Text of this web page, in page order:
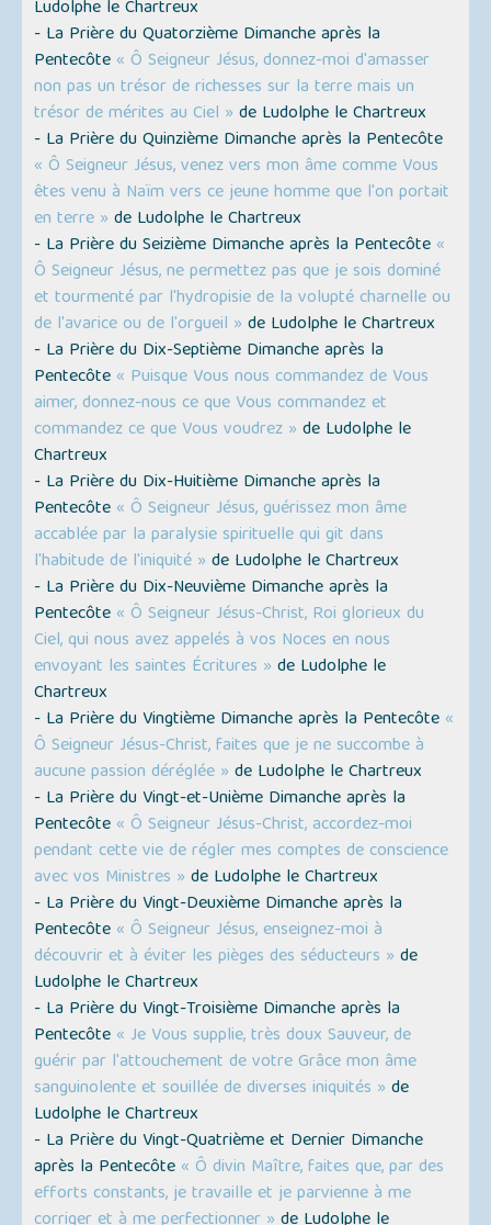
Ludolphe le Chartreux
- La Prière du Quatorzième Dimanche après la
Pentecôte « Ô Seigneur Jésus, donnez-moi d'amasser
non pas un trésor de richesses sur la terre mais un
trésor de mérites au Ciel » de Ludolphe le Chartreux
- La Prière du Quinzième Dimanche après la Pentecôte
« Ô Seigneur Jésus, venez vers mon âme comme Vous
êtes venu à Naïm vers ce jeune homme que l'on portait
en terre » de Ludolphe le Chartreux
- La Prière du Seizième Dimanche après la Pentecôte «
Ô Seigneur Jésus, ne permettez pas que je sois dominé
et tourmenté par l'hydropisie de la volupté charnelle ou
de l'avarice ou de l'orgueil » de Ludolphe le Chartreux
- La Prière du Dix-Septième Dimanche après la
Pentecôte « Puisque Vous nous commandez de Vous
aimer, donnez-nous ce que Vous commandez et
commandez ce que Vous voudrez » de Ludolphe le
Chartreux
- La Prière du Dix-Huitième Dimanche après la
Pentecôte « Ô Seigneur Jésus, guérissez mon âme
accablée par la paralysie spirituelle qui git dans
l'habitude de l'iniquité » de Ludolphe le Chartreux
- La Prière du Dix-Neuvième Dimanche après la
Pentecôte « Ô Seigneur Jésus-Christ, Roi glorieux du
Ciel, qui nous avez appelés à vos Noces en nous
envoyant les saintes Écritures » de Ludolphe le
Chartreux
- La Prière du Vingtième Dimanche après la Pentecôte «
Ô Seigneur Jésus-Christ, faites que je ne succombe à
aucune passion déréglée » de Ludolphe le Chartreux
- La Prière du Vingt-et-Unième Dimanche après la
Pentecôte « Ô Seigneur Jésus-Christ, accordez-moi
pendant cette vie de régler mes comptes de conscience
avec vos Ministres » de Ludolphe le Chartreux
- La Prière du Vingt-Deuxième Dimanche après la
Pentecôte « Ô Seigneur Jésus, enseignez-moi à
découvrir et à éviter les pièges des séducteurs » de
Ludolphe le Chartreux
- La Prière du Vingt-Troisième Dimanche après la
Pentecôte « Je Vous supplie, très doux Sauveur, de
guérir par l'attouchement de votre Grâce mon âme
sanguinolente et souillée de diverses iniquités » de
Ludolphe le Chartreux
- La Prière du Vingt-Quatrième et Dernier Dimanche
après la Pentecôte « Ô divin Maître, faites que, par des
efforts constants, je travaille et je parvienne à me